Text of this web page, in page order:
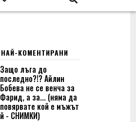
НАЙ-КОМЕНТИРАНИ
Защо лъга до
последно?!? Айлин
Бобева не се венча за
Фарид, а за... (няма да
повярвате кой е мъжът
й - СНИМКИ)